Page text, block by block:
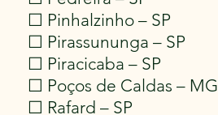
☐ Pinhalzinho – SP
☐ Pirassununga – SP
☐ Piracicaba – SP
☐ Poços de Caldas – MG
☐ Rafard – SP